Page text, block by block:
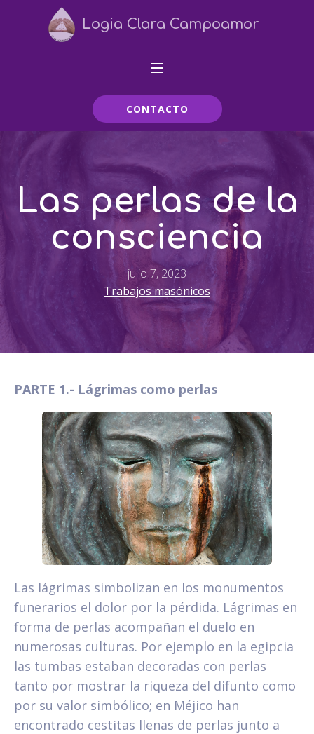
Logia Clara Campoamor
CONTACTO
Las perlas de la
consciencia
julio 7, 2023
Trabajos masónicos
PARTE 1.- Lágrimas como perlas
Las lágrimas simbolizan en los monumentos
funerarios el dolor por la pérdida. Lágrimas en
forma de perlas acompañan el duelo en
numerosas culturas. Por ejemplo en la egipcia
las tumbas estaban decoradas con perlas
tanto por mostrar la riqueza del difunto como
por su valor simbólico; en Méjico han
encontrado cestitas llenas de perlas junto a